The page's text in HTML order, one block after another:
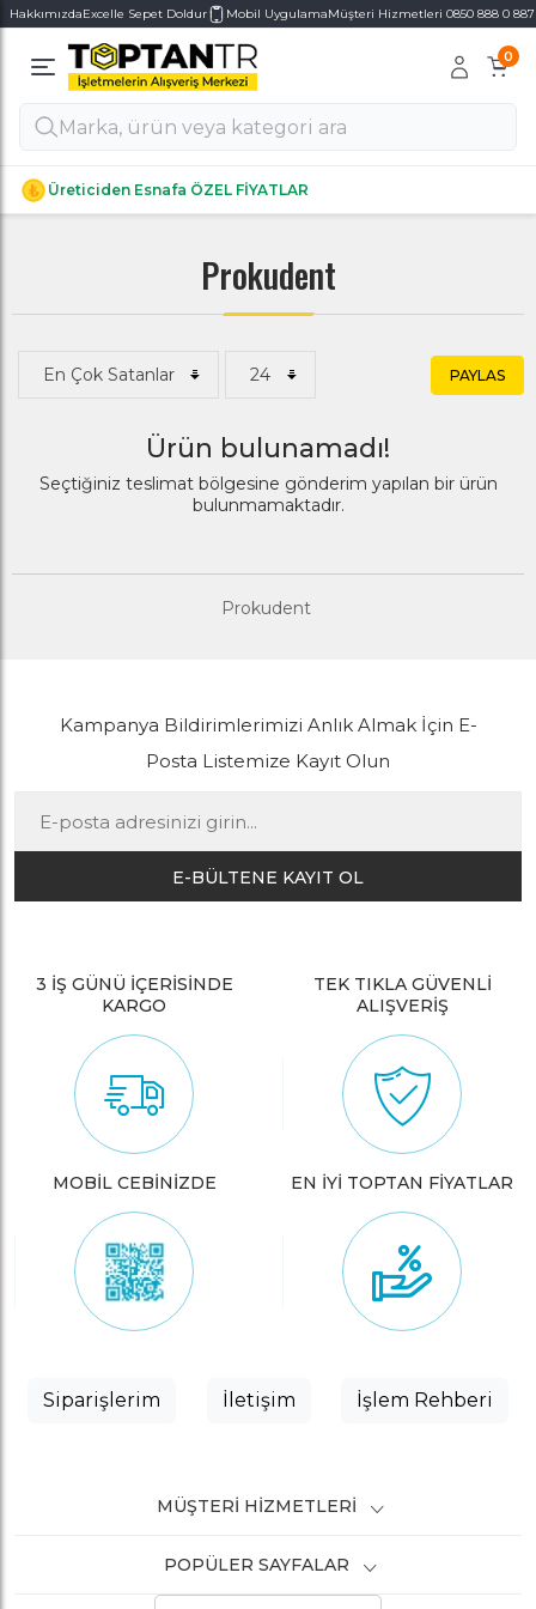
HakkımızdaExcelle Sepet Doldur Mobil UygulamaMüşteri Hizmetleri 0850 888 0 887
0
Üreticiden Esnafa ÖZEL FİYATLAR
Alt Kategoriler
Alt Kategoriler
Prokudent
PAYLAS
Ürün bulunamadı!
Seçtiğiniz teslimat bölgesine gönderim yapılan bir ürün
bulunmamaktadır.
Prokudent
Kampanya Bildirimlerimizi Anlık Almak İçin E-
Posta Listemize Kayıt Olun
E-BÜLTENE KAYIT OL
3 İŞ GÜNÜ İÇERİSİNDE
KARGO
TEK TIKLA GÜVENLİ
ALIŞVERİŞ
MOBİL CEBİNİZDE EN İYİ TOPTAN FİYATLAR
Siparişlerim İletişim İşlem Rehberi
MÜŞTERI HIZMETLERI
POPÜLER SAYFALAR